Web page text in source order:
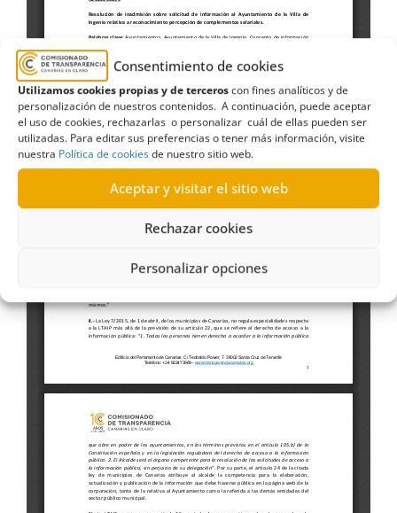
Consentimiento de cookies
Utilizamos cookies propias y de terceroscon fines analíticos y de
personalización de nuestros contenidos. A continuación, puede aceptar
el uso de cookies, rechazarlas o personalizar cuál de ellas pueden ser
utilizadas. Para editar sus preferencias o tener más información, visite
nuestra Política de cookiesde nuestro sitio web.
Aceptar y visitar el sitio web
Rechazar cookies
Personalizar opciones